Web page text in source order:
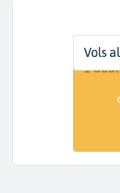
Départ
Fort-
Dates
Dates
1
Vols